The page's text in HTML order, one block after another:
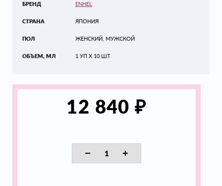
БРЕНД
СТРАНА
ПОЛ
ОБЪЕМ, МЛ
ENHEL
ЯПОНИЯ
ЖЕНСКИЙ, МУЖСКОЙ
1 УП Х 10 ШТ
12 840₽